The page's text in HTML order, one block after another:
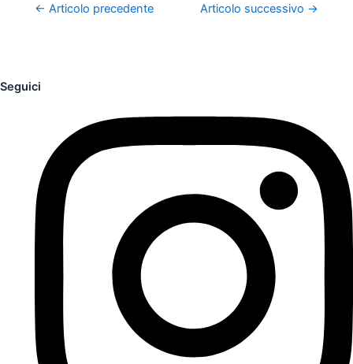
← Articolo precedente Articolo successivo →
Seguici